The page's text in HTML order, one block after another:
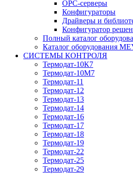
OPC-серверы
Конфигураторы
Драйверы и
Конфигуратор
Полный каталог
Каталог оборудования
СИСТЕМЫ КОНТРОЛЯ
Термодат-10К7
Термодат-10М7
Термодат-11
Термодат-12
Термодат-13
Термодат-14
Термодат-16
Термодат-17
Термодат-18
Термодат-19
Термодат-22
Термодат-25
Термодат-29